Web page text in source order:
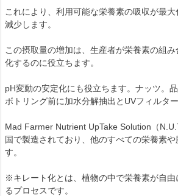
これにより、利用可能な栄養素の吸収が最
減少します。
この摂取量の増加は、生産者が栄養素の組
化するのに役立ちます。
pH変動の安定化にも役立ちます。ナッツ。
ボトリング前に加水分解抽出とUVフィルタ
Mad Farmer Nutrient UpTake Solution（
国で製造されており、他のすべての栄養素
す。
※キレート化とは、植物の中で栄養素が自由
るプロセスです。